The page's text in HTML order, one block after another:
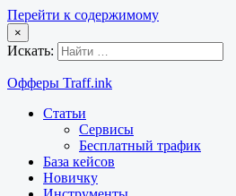
Перейти к содержимому
×
Искать:
Офферы Traff.ink
Статьи
Сервисы
Бесплатный трафик
База кейсов
Новичку